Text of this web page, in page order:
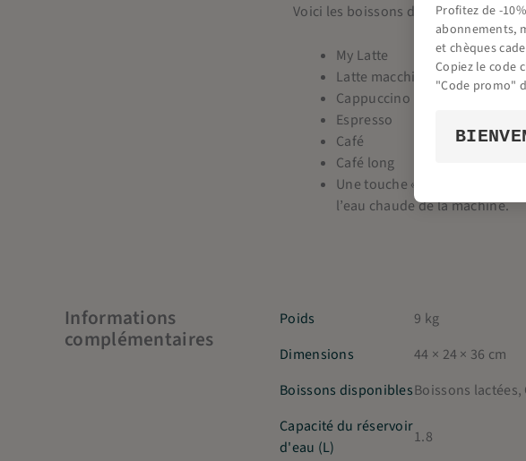
Voici les boissons disponibles :
My Latte
Latte macchiato
Cappuccino
Espresso
Café
Café long
Une touche « Eau chaude »
l’eau chaude de la machine.
Informations
complémentaires
Poids
9 kg
Dimensions
44 × 24 × 36 cm
Boissons disponiblesBoissons lactées,
Capacité du réservoir
d'eau (L)
1.8
Profitez de -
abonnements,
et chèques
Copiez le code
"Code promo"